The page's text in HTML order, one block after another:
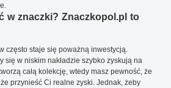
w znaczki? Znaczkopol.pl to
często staje się poważną inwestycją.
się w niskim nakładzie szybko zyskują na
całą kolekcję, wtedy masz pewność, że
przynieść Ci realne zyski. Jednak, żeby